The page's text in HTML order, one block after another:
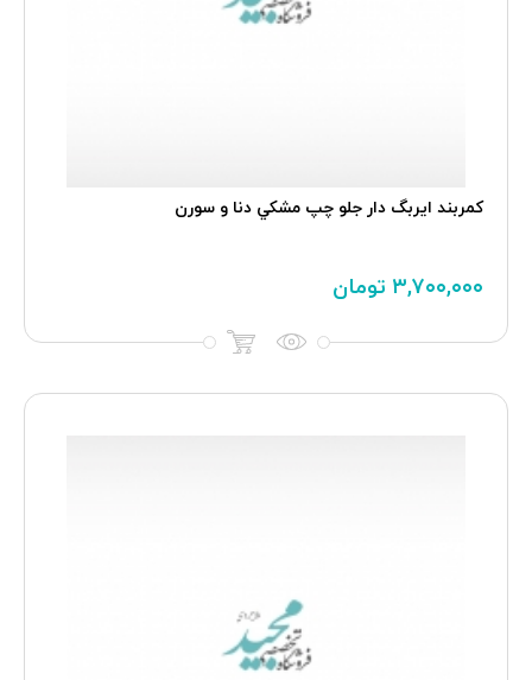
کمربند ایربگ دار جلو چپ مشکي دنا و سورن
۳,۷۰۰,۰۰۰ تومان